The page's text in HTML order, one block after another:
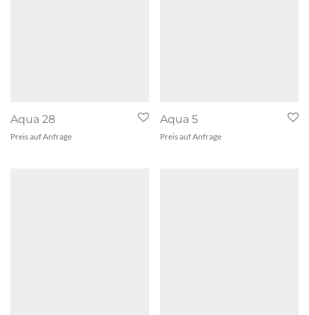
Aqua 28
Preis auf Anfrage
Aqua 5
Preis auf Anfrage